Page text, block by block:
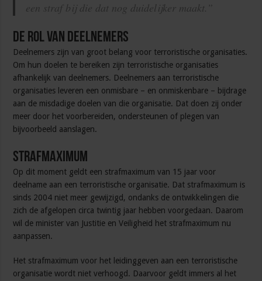
een straf bij die dat nog duidelijker maakt.”
De rol van deelnemers
Deelnemers zijn van groot belang voor terroristische organisaties.
Om hun doelen te bereiken zijn terroristische organisaties
afhankelijk van deelnemers. Deelnemers aan terroristische
organisaties leveren een onmisbare – en onmiskenbare – bijdrage
aan de misdadige doelen van die organisatie. Dat doen zij onder
meer door het voorbereiden, ondersteunen of plegen van
bijvoorbeeld aanslagen.
Strafmaximum
Op dit moment geldt een strafmaximum van 15 jaar voor
deelname aan een terroristische organisatie. Dat strafmaximum is
sinds 2004 niet meer gewijzigd, ondanks de ontwikkelingen die
zich de afgelopen circa twintig jaar hebben voorgedaan. Daarom
wil de minister van Justitie en Veiligheid het strafmaximum nu
aanpassen.
Het strafmaximum voor het leidinggeven aan een terroristische
organisatie wordt niet verhoogd. Daarvoor geldt immers al het